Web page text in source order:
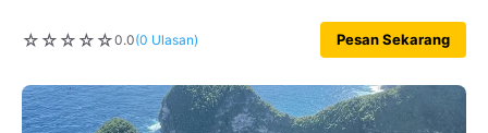
☆ ☆ ☆ ☆ ☆0.0(0 Ulasan) Pesan Sekarang